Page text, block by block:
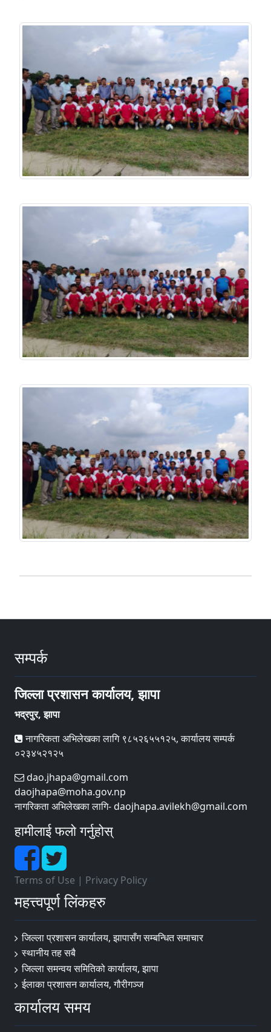
सम्पर्क
जिल्ला प्रशासन कार्यालय, झापा
भद्रपुर, झापा
नागरिकता अभिलेखका लागि ९८५२६५५१२५, कार्यालय सम्पर्क
०२३४५२१२५
dao.jhapa@gmail.com
daojhapa@moha.gov.np
नागरिकता अभिलेखका लागि- daojhapa.avilekh@gmail.com
हामीलाई फलो गर्नुहोस्
Terms of Use | Privacy Policy
महत्त्वपूर्ण लिंकहरु
जिल्ला प्रशासन कार्यालय, झापासँग सम्बन्धित समाचार
स्थानीय तह सबै
जिल्ला समन्वय समितिको कार्यालय, झापा
ईलाका प्रशासन कार्यालय, गौरीगञ्ज
कार्यालय समय